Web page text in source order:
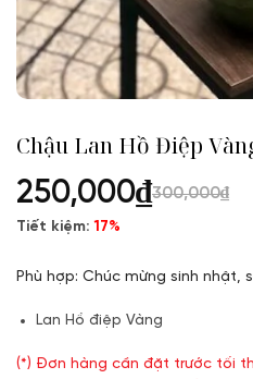
Chậu Lan Hồ Điệp
250,000₫300,000₫
Tiết kiệm:17%
Phù hợp: Chúc mừng sinh nhật,
Lan Hồ điệp Vàng
(*) Đơn hàng cần đặt trước tối